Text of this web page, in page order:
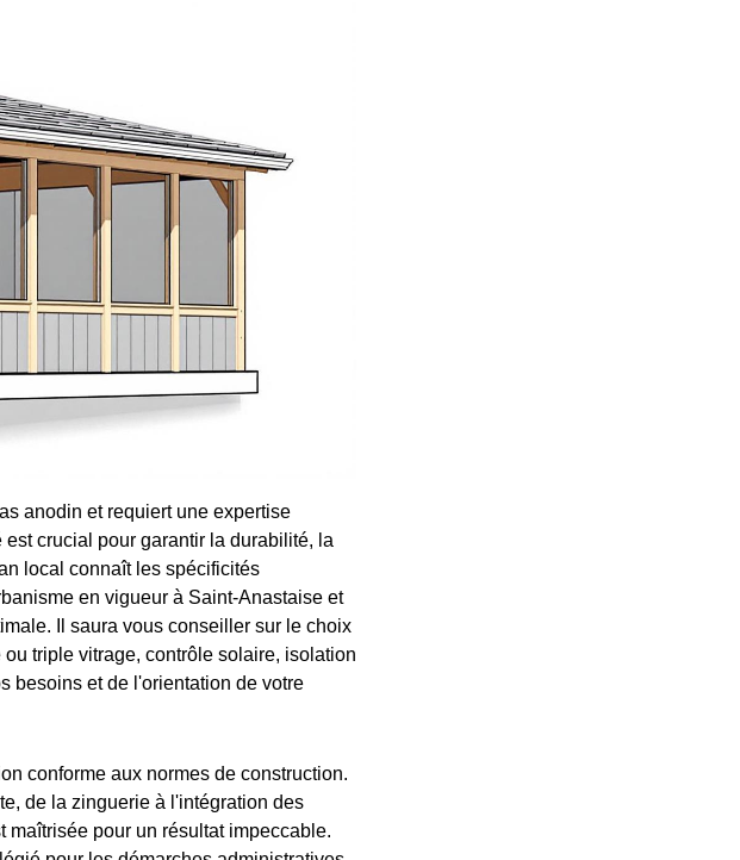
anodin et requiert une expertise
crucial pour garantir la durabilité, la
local connaît les spécificités
en vigueur à Saint-Anastaise et
Il saura vous conseiller sur le choix
triple vitrage, contrôle solaire, isolation
besoins et de l'orientation de votre
conforme aux normes de construction.
de la zinguerie à l'intégration des
pour un résultat impeccable.